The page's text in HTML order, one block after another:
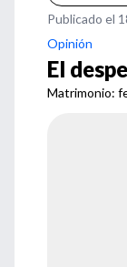
Publicado el
Opinión
El
Matrimonio: